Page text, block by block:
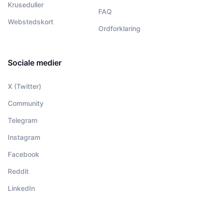
Kruseduller
Webstedskort
FAQ
Ordforklaring
Sociale medier
X (Twitter)
Community
Telegram
Instagram
Facebook
Reddit
LinkedIn